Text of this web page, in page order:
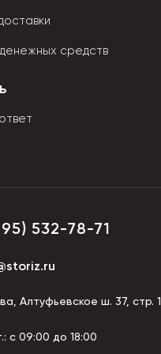
средств
532-78-71
Алтуфьевское ш. 37, стр. 1
с 09:00 до 18:00